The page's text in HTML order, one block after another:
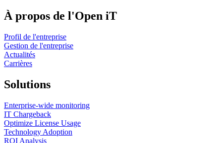
À propos de l'Open iT
Profil de l'entreprise
Gestion de l'entreprise
Actualités
Carrières
Solutions
Enterprise-wide monitoring
IT Chargeback
Optimize License Usage
Technology Adoption
ROI Analysis